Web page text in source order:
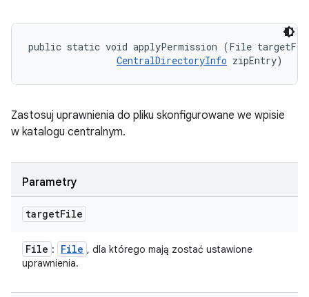
public static void applyPermission (File
CentralDirectoryInfo zipEntry)
Zastosuj uprawnienia do pliku skonfigurowane we wpisie
w katalogu centralnym.
Parametry
targetFile
File : File , dla którego mają zostać ustawione
uprawnienia.